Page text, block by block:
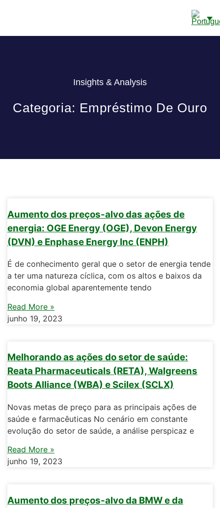
Insights & Analysis
Categoria: Empréstimo De Ouro
Aumento dos preços-alvo das ações de
energia: OGE Energy (OGE), Devon Energy
(DVN) e Enphase Energy Inc (ENPH)
É de conhecimento geral que o setor de energia tende
a ter uma natureza cíclica, com os altos e baixos da
economia global aparentemente tendo
Read More »
junho 19, 2023
Melhorando as ações do setor de saúde:
Reata Pharmaceuticals (RETA), Walgreens
Boots Alliance (WBA) e Scilex (SCLX)
Novas metas de preço para as principais ações de
saúde e farmacêuticas No cenário em constante
evolução do setor de saúde, a análise perspicaz e
Read More »
junho 19, 2023
Aumento dos preços-alvo da BMW e da